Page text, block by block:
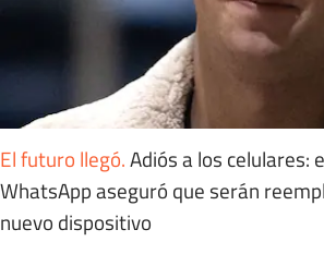
El futuro llegó.Adiós a los celulares:
WhatsApp aseguró que serán
nuevo dispositivo